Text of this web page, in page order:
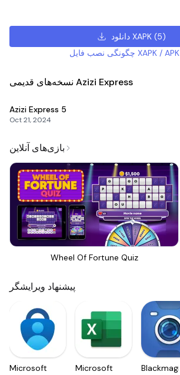
دانلود XAPK (5)
چگونگی نصب فایل XAPK / APK
نسخه‌های قدیمی Azizi Express
Azizi Express 5
Oct 21, 2024
بازی‌های آنلاین
Wheel Of Fortune Quiz
پیشنهاد ویرایشگر
Microsoft
Microsoft
Blackmagic